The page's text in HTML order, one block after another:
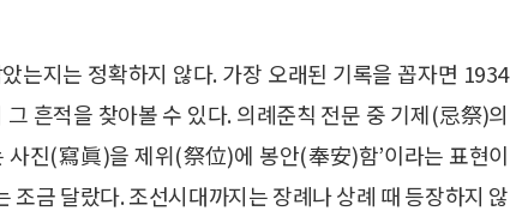
는지는 정확하지 않다. 가장 오래된 기록을 꼽자면 1934
흔적을 찾아볼 수 있다. 의례준칙 전문 중 기제(忌祭)의
진(寫眞)을 제위(祭位)에 봉안(奉安)함’이라는 표현이
금 달랐다. 조선시대까지는 장례나 상례 때 등장하지 않